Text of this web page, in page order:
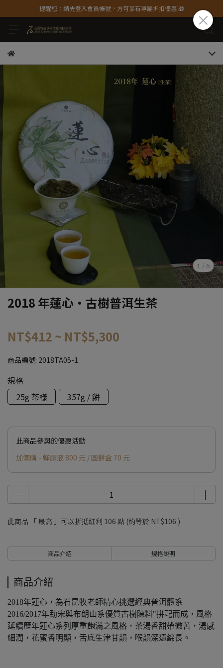
提醒您：請先登入會員帳號，方可享有專屬折扣優惠 🎁
1 / 6
2018 年蓮心·古樹普洱生茶
NT$412 ~ NT$5,300
商品編號: 2018TA05-1
規格
25g 茶樣
357g / 餅
此商品參與的優惠活動
加價購 - 蜂膠液 800 元 / 圓餅盒 70 元
此商品 「 最高 」可以折抵紅利 106 點 (約等於 NT$106 )
商品介紹 規格說明
商品介紹
2018年蓮心，為石昆牧老師精心挑選經典普洱體系
2016/2017年勐宋與布朗山系優質古樹陳料"拼配而成，風格
延續歷年蓮心系列厚重飽滿之風格，茶湯香甜帶微苦，湯感
細潤，花蜜香明顯，舌底生津甘韻，喉韻深遠綿長。